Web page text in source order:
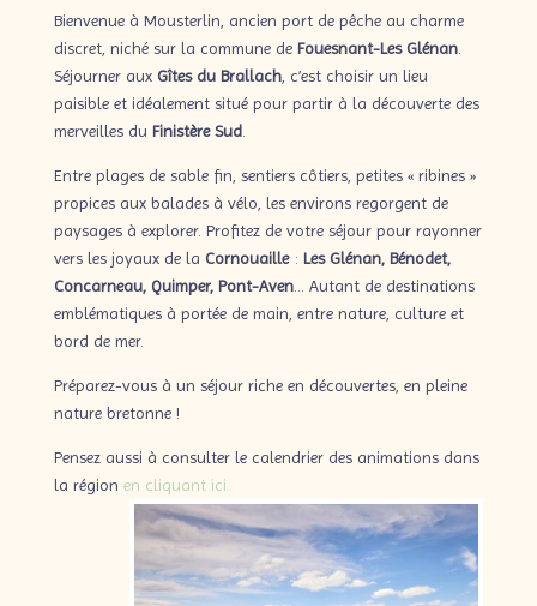
Bienvenue à Mousterlin, ancien port de pêche au charme
discret, niché sur la commune de Fouesnant-Les Glénan.
Séjourner aux Gîtes du Brallach, c’est choisir un lieu
paisible et idéalement situé pour partir à la découverte des
merveilles du Finistère Sud.
Entre plages de sable fin, sentiers côtiers, petites « ribines »
propices aux balades à vélo, les environs regorgent de
paysages à explorer. Profitez de votre séjour pour rayonner
vers les joyaux de la Cornouaille: Les Glénan, Bénodet,
Concarneau, Quimper, Pont-Aven… Autant de destinations
emblématiques à portée de main, entre nature, culture et
bord de mer.
Préparez-vous à un séjour riche en découvertes, en pleine
nature bretonne !
Pensez aussi à consulter le calendrier des animations dans
la région en cliquant ici.